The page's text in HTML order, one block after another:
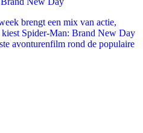
brengt een mix van actie,
Spider-Man: Brand New Day
avonturenfilm rond de populaire